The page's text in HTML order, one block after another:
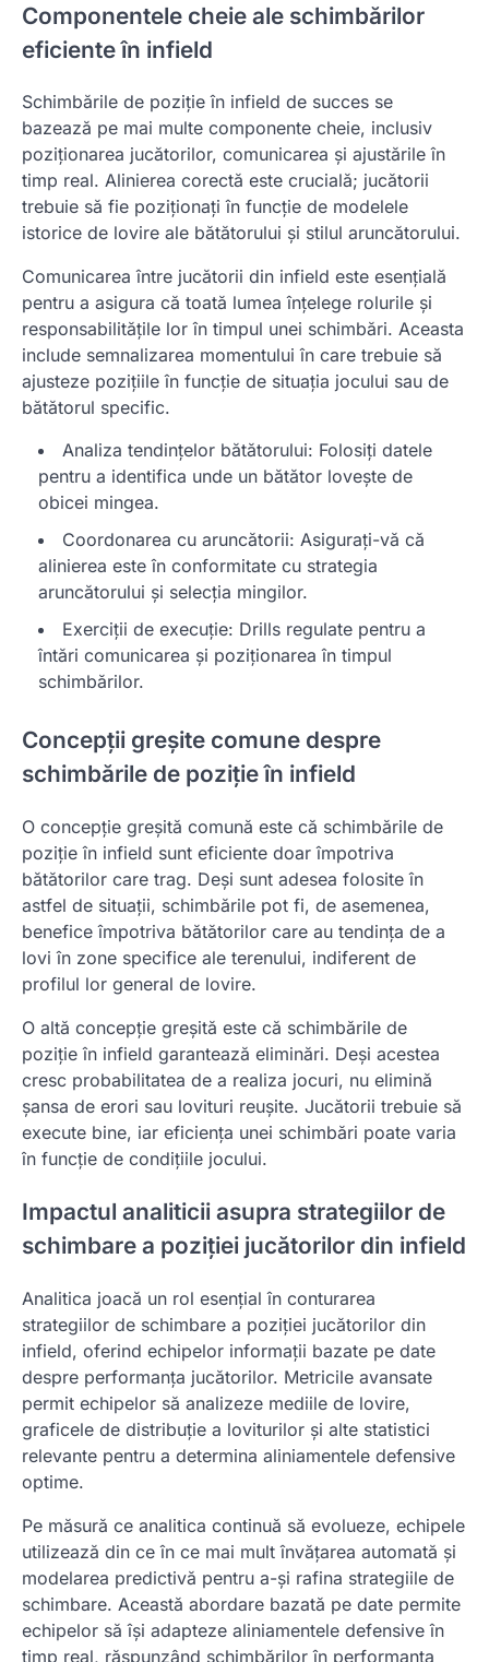
Componentele cheie ale schimbărilor
eficiente în infield
Schimbările de poziție în infield de succes se
bazează pe mai multe componente cheie, inclusiv
poziționarea jucătorilor, comunicarea și ajustările în
timp real. Alinierea corectă este crucială; jucătorii
trebuie să fie poziționați în funcție de modelele
istorice de lovire ale bătătorului și stilul aruncătorului.
Comunicarea între jucătorii din infield este esențială
pentru a asigura că toată lumea înțelege rolurile și
responsabilitățile lor în timpul unei schimbări. Aceasta
include semnalizarea momentului în care trebuie să
ajusteze pozițiile în funcție de situația jocului sau de
bătătorul specific.
Analiza tendințelor bătătorului: Folosiți datele
pentru a identifica unde un bătător lovește de
obicei mingea.
Coordonarea cu aruncătorii: Asigurați-vă că
alinierea este în conformitate cu strategia
aruncătorului și selecția mingilor.
Exerciții de execuție: Drills regulate pentru a
întări comunicarea și poziționarea în timpul
schimbărilor.
Concepții greșite comune despre
schimbările de poziție în infield
O concepție greșită comună este că schimbările de
poziție în infield sunt eficiente doar împotriva
bătătorilor care trag. Deși sunt adesea folosite în
astfel de situații, schimbările pot fi, de asemenea,
benefice împotriva bătătorilor care au tendința de a
lovi în zone specifice ale terenului, indiferent de
profilul lor general de lovire.
O altă concepție greșită este că schimbările de
poziție în infield garantează eliminări. Deși acestea
cresc probabilitatea de a realiza jocuri, nu elimină
șansa de erori sau lovituri reușite. Jucătorii trebuie să
execute bine, iar eficiența unei schimbări poate varia
în funcție de condițiile jocului.
Impactul analiticii asupra strategiilor de
schimbare a poziției jucătorilor din infield
Analitica joacă un rol esențial în conturarea
strategiilor de schimbare a poziției jucătorilor din
infield, oferind echipelor informații bazate pe date
despre performanța jucătorilor. Metricile avansate
permit echipelor să analizeze mediile de lovire,
graficele de distribuție a loviturilor și alte statistici
relevante pentru a determina aliniamentele defensive
optime.
Pe măsură ce analitica continuă să evolueze, echipele
utilizează din ce în ce mai mult învățarea automată și
modelarea predictivă pentru a-și rafina strategiile de
schimbare. Această abordare bazată pe date permite
echipelor să își adapteze aliniamentele defensive în
timp real, răspunzând schimbărilor în performanța